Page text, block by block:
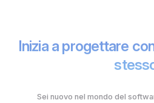
Inizia a progettare
Sei nuovo nel mondo del